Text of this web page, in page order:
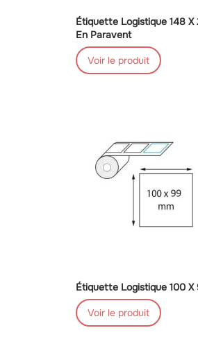
Étiquette Logistique 148 X
En Paravent
Voir le produit
Étiquette Logistique 100 X
Voir le produit